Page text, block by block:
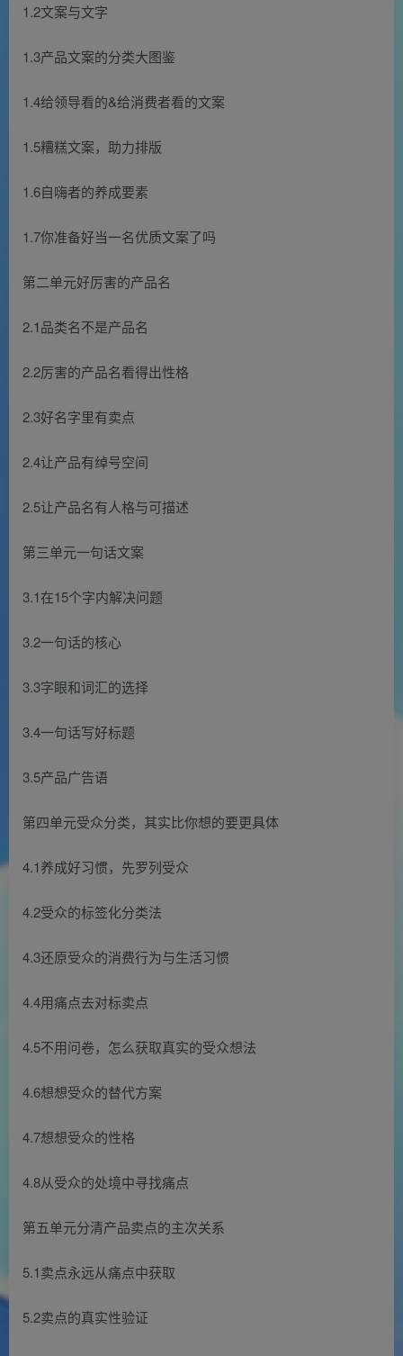
1.2文案与文字
1.3产品文案的分类大图鉴
1.4给领导看的&给消费者看的文案
1.5糟糕文案，助力排版
1.6自嗨者的养成要素
1.7你准备好当一名优质文案了吗
第二单元好厉害的产品名
2.1品类名不是产品名
2.2厉害的产品名看得出性格
2.3好名字里有卖点
2.4让产品有绰号空间
2.5让产品名有人格与可描述
第三单元一句话文案
3.1在15个字内解决问题
3.2一句话的核心
3.3字眼和词汇的选择
3.4一句话写好标题
3.5产品广告语
第四单元受众分类，其实比你想的要更具体
4.1养成好习惯，先罗列受众
4.2受众的标签化分类法
4.3还原受众的消费行为与生活习惯
4.4用痛点去对标卖点
4.5不用问卷，怎么获取真实的受众想法
4.6想想受众的替代方案
4.7想想受众的性格
4.8从受众的处境中寻找痛点
第五单元分清产品卖点的主次关系
5.1卖点永远从痛点中获取
5.2卖点的真实性验证